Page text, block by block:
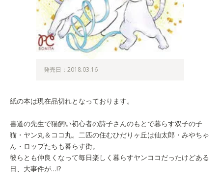
発売日：2018.03.16
紙の本は現在品切れとなっております。
書道の先生で猫飼い初心者の詩子さんのもとで暮らす双子の子
猫・ヤン丸＆ココ丸。二匹の住むひだりヶ丘は仙太郎・みやちゃ
ん・ロップたちも暮らす街。
彼らとも仲良くなって毎日楽しく暮らすヤンココだったけどある
日、大事件が…!?